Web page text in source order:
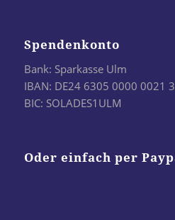
Spendenkonto
Bank: Sparkasse Ulm
IBAN: DE24 6305 0000 0021
BIC: SOLADES1ULM
Oder einfach per